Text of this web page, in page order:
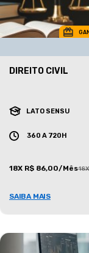
DIREITO CIVIL
LATO SENSU
360 A 720H
18X R$ 86,00/Mês
SAIBA MAIS